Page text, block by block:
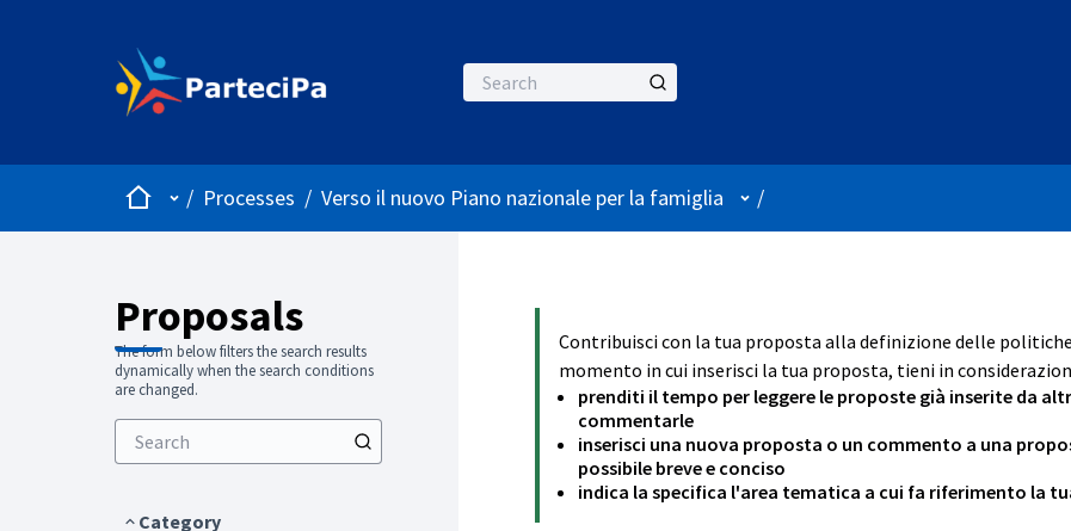
HomeMain menu
/ Processes / Verso il nuovo Piano nazionale per la famiglia User menu
/
Proposals
The form below filters the search results
dynamically when the search conditions
are changed.
Category
Contribuisci con la tua proposta alla definizione delle
momento in cui inserisci la tua proposta, tieni in
prenditi il tempo per leggere le proposte già inserite da
commentarle
inserisci una nuova proposta o un commento a una
possibile breve e conciso
indica la specifica l'area tematica a cui fa riferimento la